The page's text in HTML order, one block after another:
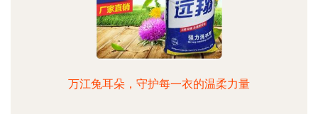
万江兔耳朵，守护每一衣的温柔力量